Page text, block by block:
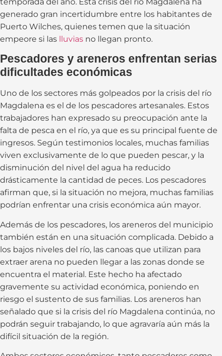
generado gran incertidumbre entre los habitantes de
Puerto Wilches, quienes temen que la situación
empeore si las lluvias no llegan pronto.
Pescadores y areneros enfrentan serias
dificultades económicas
Uno de los sectores más golpeados por la crisis del río
Magdalena es el de los pescadores artesanales. Estos
trabajadores han expresado su preocupación ante la
falta de pesca en el río, ya que es su principal fuente de
ingresos. Según testimonios locales, muchas familias
viven exclusivamente de lo que pueden pescar, y la
disminución del nivel del agua ha reducido
drásticamente la cantidad de peces. Los pescadores
afirman que, si la situación no mejora, muchas familias
podrían enfrentar una crisis económica aún mayor.
Además de los pescadores, los areneros del municipio
también están en una situación complicada. Debido a
los bajos niveles del río, las canoas que utilizan para
extraer arena no pueden llegar a las zonas donde se
encuentra el material. Este hecho ha afectado
gravemente su actividad económica, poniendo en
riesgo el sustento de sus familias. Los areneros han
señalado que si la crisis del río Magdalena continúa, no
podrán seguir trabajando, lo que agravaría aún más la
difícil situación de la región.